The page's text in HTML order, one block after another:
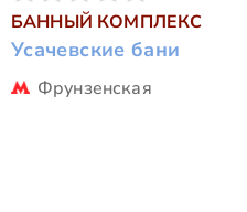
БАННЫЙ КОМПЛЕКС
Усачевские бани
Фрунзенская